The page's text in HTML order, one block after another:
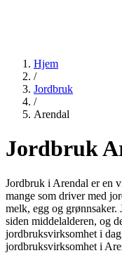
Hjem
/
Jordbruk
/
Arendal
Jordbruk
Jordbruk i Arendal er en
mange som driver med
melk, egg og
siden middelalderen, og
jordbruksvirksomhet i
jordbruksvirksomhet i